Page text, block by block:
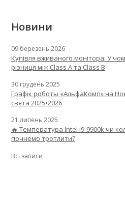
Новини
09 березень 2026
Купівля вживаного монітора: У
різниця між Class A та Class B
30 грудень 2025
Графік роботы «АльфаКомп» на
свята 2025•2026
21 липень 2025
🔥 Температура Intel i9-9900k чи
почнемо тротлити?
Всі записи